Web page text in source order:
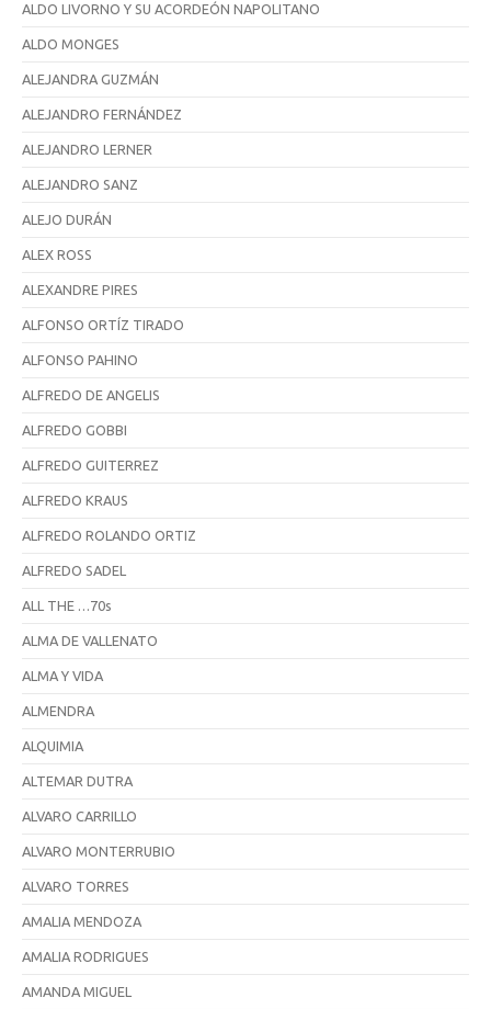
ALDO LIVORNO Y SU ACORDEÓN NAPOLITANO
ALDO MONGES
ALEJANDRA GUZMÁN
ALEJANDRO FERNÁNDEZ
ALEJANDRO LERNER
ALEJANDRO SANZ
ALEJO DURÁN
ALEX ROSS
ALEXANDRE PIRES
ALFONSO ORTÍZ TIRADO
ALFONSO PAHINO
ALFREDO DE ANGELIS
ALFREDO GOBBI
ALFREDO GUITERREZ
ALFREDO KRAUS
ALFREDO ROLANDO ORTIZ
ALFREDO SADEL
ALL THE …70s
ALMA DE VALLENATO
ALMA Y VIDA
ALMENDRA
ALQUIMIA
ALTEMAR DUTRA
ALVARO CARRILLO
ALVARO MONTERRUBIO
ALVARO TORRES
AMALIA MENDOZA
AMALIA RODRIGUES
AMANDA MIGUEL